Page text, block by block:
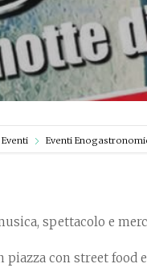
Eventi Eventi
spettacolo e
piazza con street food